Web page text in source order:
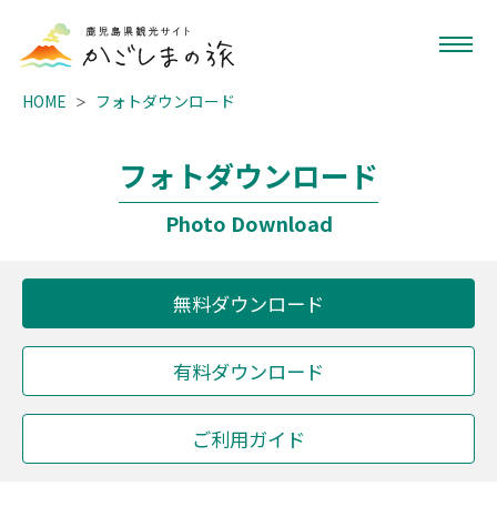
HOME フォトダウンロード
フォトダウンロード
Photo Download
無料ダウンロード
有料ダウンロード
ご利用ガイド